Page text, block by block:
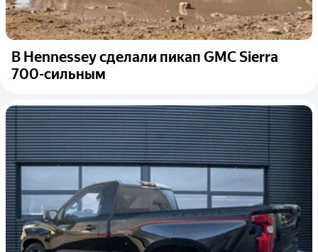
В Hennessey сделали пикап GMC Sierra
700-сильным